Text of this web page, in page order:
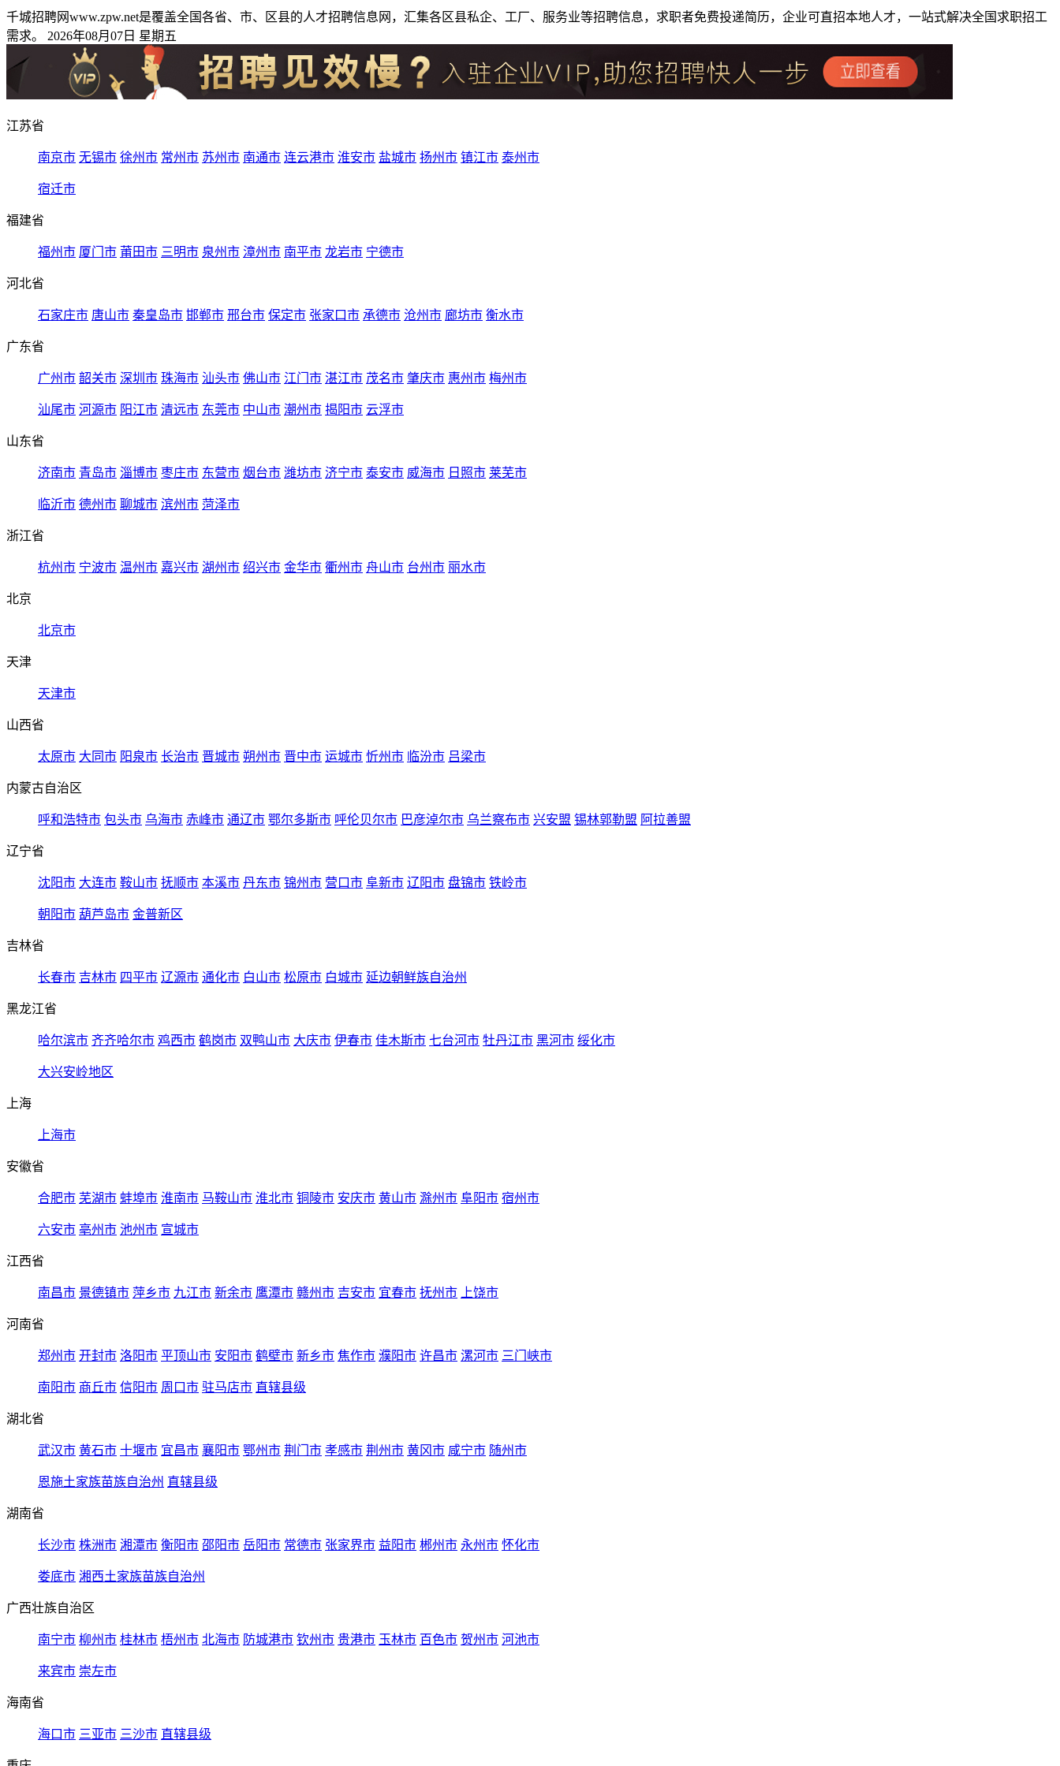
千城招聘网www.zpw.net是覆盖全国各省、市、区县的人才招聘信息网，汇集各区县私企、工厂、服务业等招聘信息，求职者免费投递简历，企业可直招本地人才，一站式解决全国求职招工
需求。 2026年08月07日 星期五
江苏省
南京市 无锡市 徐州市 常州市 苏州市 南通市 连云港市 淮安市 盐城市 扬州市 镇江市 泰州市
宿迁市
福建省
福州市 厦门市 莆田市 三明市 泉州市 漳州市 南平市 龙岩市 宁德市
河北省
石家庄市 唐山市 秦皇岛市 邯郸市 邢台市 保定市 张家口市 承德市 沧州市 廊坊市 衡水市
广东省
广州市 韶关市 深圳市 珠海市 汕头市 佛山市 江门市 湛江市 茂名市 肇庆市 惠州市 梅州市
汕尾市 河源市 阳江市 清远市 东莞市 中山市 潮州市 揭阳市 云浮市
山东省
济南市 青岛市 淄博市 枣庄市 东营市 烟台市 潍坊市 济宁市 泰安市 威海市 日照市 莱芜市
临沂市 德州市 聊城市 滨州市 菏泽市
浙江省
杭州市 宁波市 温州市 嘉兴市 湖州市 绍兴市 金华市 衢州市 舟山市 台州市 丽水市
北京
北京市
天津
天津市
山西省
太原市 大同市 阳泉市 长治市 晋城市 朔州市 晋中市 运城市 忻州市 临汾市 吕梁市
内蒙古自治区
呼和浩特市 包头市 乌海市 赤峰市 通辽市 鄂尔多斯市 呼伦贝尔市 巴彦淖尔市 乌兰察布市 兴安盟 锡林郭勒盟 阿拉善盟
辽宁省
沈阳市 大连市 鞍山市 抚顺市 本溪市 丹东市 锦州市 营口市 阜新市 辽阳市 盘锦市 铁岭市
朝阳市 葫芦岛市 金普新区
吉林省
长春市 吉林市 四平市 辽源市 通化市 白山市 松原市 白城市 延边朝鲜族自治州
黑龙江省
哈尔滨市 齐齐哈尔市 鸡西市 鹤岗市 双鸭山市 大庆市 伊春市 佳木斯市 七台河市 牡丹江市 黑河市 绥化市
大兴安岭地区
上海
上海市
安徽省
合肥市 芜湖市 蚌埠市 淮南市 马鞍山市 淮北市 铜陵市 安庆市 黄山市 滁州市 阜阳市 宿州市
六安市 亳州市 池州市 宣城市
江西省
南昌市 景德镇市 萍乡市 九江市 新余市 鹰潭市 赣州市 吉安市 宜春市 抚州市 上饶市
河南省
郑州市 开封市 洛阳市 平顶山市 安阳市 鹤壁市 新乡市 焦作市 濮阳市 许昌市 漯河市 三门峡市
南阳市 商丘市 信阳市 周口市 驻马店市 直辖县级
湖北省
武汉市 黄石市 十堰市 宜昌市 襄阳市 鄂州市 荆门市 孝感市 荆州市 黄冈市 咸宁市 随州市
恩施土家族苗族自治州 直辖县级
湖南省
长沙市 株洲市 湘潭市 衡阳市 邵阳市 岳阳市 常德市 张家界市 益阳市 郴州市 永州市 怀化市
娄底市 湘西土家族苗族自治州
广西壮族自治区
南宁市 柳州市 桂林市 梧州市 北海市 防城港市 钦州市 贵港市 玉林市 百色市 贺州市 河池市
来宾市 崇左市
海南省
海口市 三亚市 三沙市 直辖县级